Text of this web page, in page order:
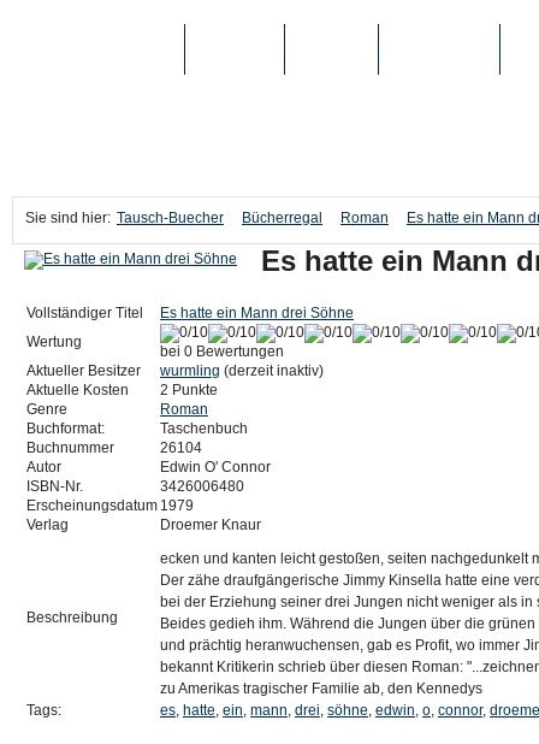
Sie sind hier: Tausch-Buecher Bücherregal Roman Es hatte ein Mann
Es hatte ein Mann
Vollständiger Titel
Es hatte ein Mann drei Söhne
Wertung
bei 0 Bewertungen
Aktueller Besitzer
wurmling (derzeit inaktiv)
Aktuelle Kosten
2 Punkte
Genre
Roman
Buchformat:
Taschenbuch
Buchnummer
26104
Autor
Edwin O' Connor
ISBN-Nr.
3426006480
Erscheinungsdatum 1979
Verlag
Droemer Knaur
Beschreibung
ecken und kanten leicht gestoßen, seiten nachgedunkelt
Der zähe draufgängerische Jimmy Kinsella hatte eine
bei der Erziehung seiner drei Jungen nicht weniger als in
Beides gedieh ihm. Während die Jungen über die
und prächtig heranwuchensen, gab es Profit, wo immer
bekannt Kritikerin schrieb über diesen Roman:
zu Amerikas tragischer Familie ab, den Kennedys
Tags:
es, hatte, ein, mann, drei, söhne, edwin, o, connor,